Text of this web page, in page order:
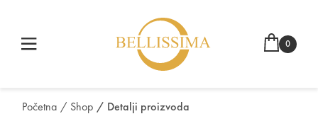
0
Početna / Shop / Detalji proizvoda